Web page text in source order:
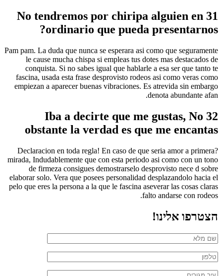
31 No tendremos por chiripa alguien en
ordinario que pueda presentarnos?
Pam pam. La duda que nunca se esperara asi­ como que seguramente
le cause mucha chispa si empleas tus dotes mas destacados de
conquista. Si no sabes igual que hablarle a esa ser que tanto te
fascina, usada esta frase desprovisto rodeos asi­ como veras como
empiezan a aparecer buenas vibraciones. Es atrevida sin embargo
denota abundante afan.
32 Iba a decirte que me gustas, No
obstante la verdad es que me encantas
?Declaracion en toda regla! En caso de que seri­a amor a primera
mirada, Indudablemente que con esta periodo asi­ como con un tono
de firmeza consigues demostrarselo desprovisto nece d sobre
elaborar solo. Vera que posees personalidad desplazandolo hacia el
pelo que eres la persona a la que le fascina aseverar las cosas claras
falto andarse con rodeos.
הצטרפו אלינו!